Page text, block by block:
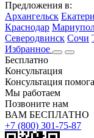
Предложения в:
Архангельск
Краснодар
Северодвинск Сочи
Избранное
Бесплатно
Консультация
Консультация
Мы работаем
Позвоните нам
ВАМ БЕСПЛАТНО
+7 (800) 301-75-87